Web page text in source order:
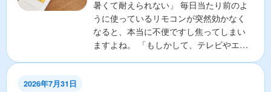
暑くて耐えられない」 毎日当たり前のよ
うに使っているリモコンが突然効かなく
なると、本当に不便ですし焦ってしまい
ますよね。 「もしかして、テレビやエア
2026年7月31日